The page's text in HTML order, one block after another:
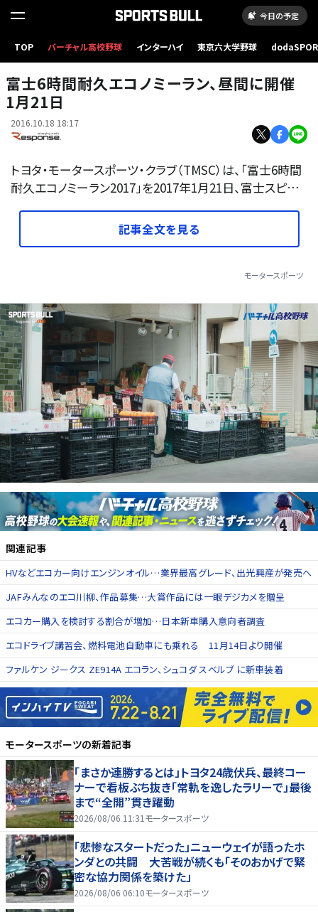
今日の予定
TOP バーチャル高校野球 インターハイ 東京六大学野球
富士6時間耐久エコノミーラン
富士6時間耐久エコノミーラン、昼間に開催
1月21日
2016.10.18 18:17
トヨタ・モータースポーツ・クラブ（TMSC）は、「富士6時間
耐久エコノミーラン2017」を2017年1月21日、富士スピ…
記事全文を見る
モータースポーツ
関連記事
HVなどエコカー向けエンジンオイル…業界最高グレード、出光興産が発売へ
JAFみんなのエコ川柳、作品募集…大賞作品には一眼デジカメを贈呈
エコカー購入を検討する割合が増加…日本新車購入意向者調査
エコドライブ講習会、燃料電池自動車にも乗れる 11月14日より開催
ファルケン ジークス ZE914A エコラン、シュコダ スベルブ に新車装着
モータースポーツの新着記事
「まさか連勝するとは」トヨタ24歳伏兵、最終コー
ナーで看板ぶち抜き「常軌を逸したラリーで」最後
まで“全開”貫き躍動
2026/08/06 11:31 モータースポーツ
「悲惨なスタートだった」ニューウェイが語ったホ
ンダとの共闘 大苦戦が続くも「そのおかげで緊
密な協力関係を築けた」
2026/08/06 06:10モータースポーツ